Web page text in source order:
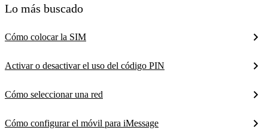
Lo más buscado
Cómo colocar la SIM
Activar o desactivar el uso del código PIN
Cómo seleccionar una red
Cómo configurar el móvil para iMessage